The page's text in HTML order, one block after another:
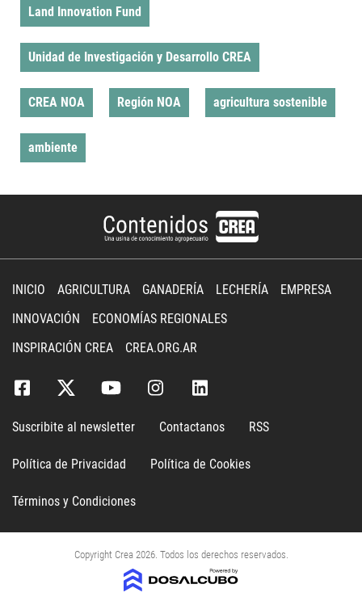
Land Innovation Fund
Unidad de Investigación y Desarrollo CREA
CREA NOA Región NOA agricultura sostenible
ambiente
INICIO AGRICULTURA GANADERÍA LECHERÍA
EMPRESA
INNOVACIÓN
ECONOMÍAS REGIONALES
INSPIRACIÓN CREA
CREA.ORG.AR
Suscribite al newsletter Contactanos RSS
Política de Privacidad Política de Cookies
Términos y Condiciones
Copyright Crea 2026. Todos los derechos reservados.